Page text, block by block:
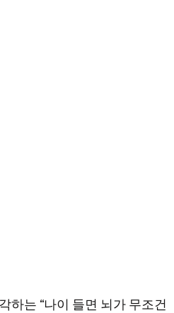
하는 “나이 들면 뇌가 무조건